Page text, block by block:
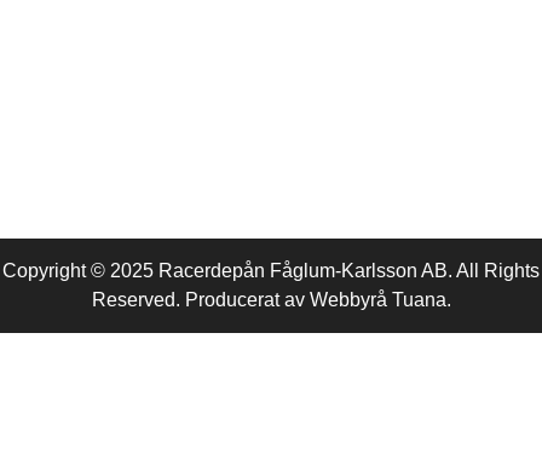
Copyright © 2025 Racerdepån Fåglum-Karlsson AB. All Rights
Reserved. Producerat av Webbyrå Tuana.​